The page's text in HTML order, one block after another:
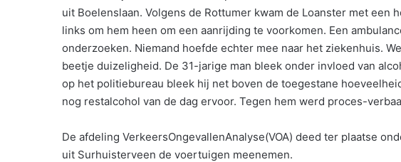
uit Boelenslaan. Volgens de Rottumer kwam de Loanster met een
links om hem heen om een aanrijding te voorkomen. Een
onderzoeken. Niemand hoefde echter mee naar het ziekenhuis.
beetje duizeligheid. De 31-jarige man bleek onder invloed van
op het politiebureau bleek hij net boven de toegestane
nog restalcohol van de dag ervoor. Tegen hem werd proces-
De afdeling VerkeersOngevallenAnalyse(VOA) deed ter plaatse
uit Surhuisterveen de voertuigen meenemen.